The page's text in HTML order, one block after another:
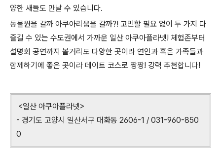
양한 새들도 만날 수 있습니다.
동물원을 갈까 아쿠아리움을 갈까?! 고민할 필요 없이 두 가지 다
즐길 수 있는 수도권에서 가까운 일산 아쿠아플라넷! 체험존부터
설명회 공연까지 볼거리도 다양한 곳이라 연인과 혹은 가족들과
함께하기에 좋은 곳이라 데이트 코스로 짱짱! 강력 추천합니다!
<일산 아쿠아플라넷>
- 경기도 고양시 일산서구 대화동 2606-1 / 031-960-850
0